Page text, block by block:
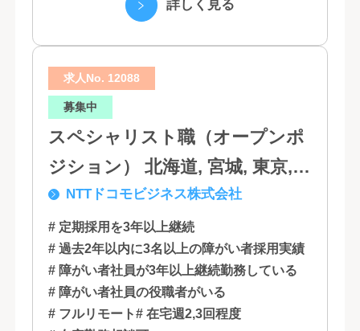
詳しく見る
求人No. 12088
募集中
スペシャリスト職（オープンポ
ジション） 北海道, 宮城, 東京,
石川, 愛知, 大阪, 広島, 香川, 福岡
NTTドコモビジネス株式会社
# 定期採用を3年以上継続
# 過去2年以内に3名以上の障がい者採用実績
# 障がい者社員が3年以上継続勤務している
# 障がい者社員の役職者がいる
# フルリモート# 在宅週2,3回程度